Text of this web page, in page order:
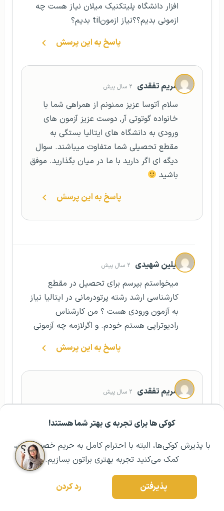
کوکی ها برای تجربه ی بهتر شما هستند!
با پذیرش کوکی‌ها، البته با احترام کامل به حریم خصوصیتون،
کمک می‌کنید تجربه بهتری براتون بسازیم.
پذیرفتن رد کردن
مشــاوره اولیه رایگان: ۰۲۱ ۴۳۰۰۰ ۰۲۱ رزرو مشاوره تخصصی
افزار دانشگاه پلیتکنیک میلان نیاز هست چه
ازمونی بدیم؟؟نیاز ازمونtil بدیم؟
پاسخ به این پرسش
مریم تفقدی ۲ سال پیش
سلام آتوسا عزیز ممنونم از همراهی شما با
خانواده گوتوتی آر, دوست عزیز آزمون های
ورودی به دانشگاه های ایتالیا بستگی به
مقطع تحصیلی شما متفاوت میباشند. سوال
دیگه ای اگر دارید با ما در میان بگذارید. موفق
باشید
پاسخ به این پرسش
آیلین شهیدی ۲ سال پیش
میخواستم بپرسم برای تحصیل در مقطع
کارشناسی ارشد رشته پرتودرمانی در ایتالیا نیاز
به آزمون ورودی هست ؟ من کارشناس
رادیوتراپی هستم خودم. و اگرلازمه چه آزمونی
پاسخ به این پرسش
مریم تفقدی ۲ سال پیش
خانواده گوتوتی آر, دوست عزیز آزمون ورودی
سوال دیگه ای اگر دارید با ما در میان بگذارید.
موفق باشید
پاسخ به این پرسش